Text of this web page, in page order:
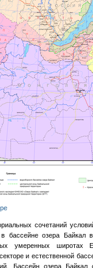
сочетаний
в бассейне озера Байкал
умеренных широтах
и естественной
Бассейн озера Байкал